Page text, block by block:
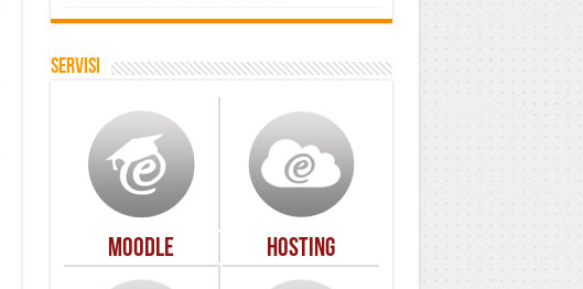
Servisi
Moodle Hosting